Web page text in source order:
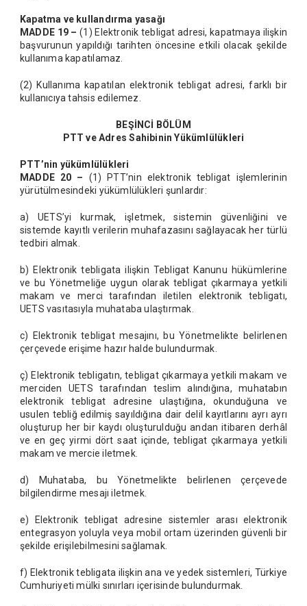
Kapatma ve kullandırma yasağı
MADDE 19 –(1) Elektronik tebligat adresi, kapatmaya ilişkin
başvurunun yapıldığı tarihten öncesine etkili olacak şekilde
kullanıma kapatılamaz.
(2) Kullanıma kapatılan elektronik tebligat adresi, farklı bir
kullanıcıya tahsis edilemez.
BEŞİNCİ BÖLÜM
PTT ve Adres Sahibinin Yükümlülükleri
PTT’nin yükümlülükleri
MADDE 20 – (1) PTT’nin elektronik tebligat işlemlerinin
yürütülmesindeki yükümlülükleri şunlardır:
a) UETS’yi kurmak, işletmek, sistemin güvenliğini ve
sistemde kayıtlı verilerin muhafazasını sağlayacak her türlü
tedbiri almak.
b) Elektronik tebligata ilişkin Tebligat Kanunu hükümlerine
ve bu Yönetmeliğe uygun olarak tebligat çıkarmaya yetkili
makam ve merci tarafından iletilen elektronik tebligatı,
UETS vasıtasıyla muhataba ulaştırmak.
c) Elektronik tebligat mesajını, bu Yönetmelikte belirlenen
çerçevede erişime hazır halde bulundurmak.
ç) Elektronik tebligatın, tebligat çıkarmaya yetkili makam ve
merciden UETS tarafından teslim alındığına, muhatabın
elektronik tebligat adresine ulaştığına, okunduğuna ve
usulen tebliğ edilmiş sayıldığına dair delil kayıtlarını ayrı ayrı
oluşturup her bir kaydı oluşturulduğu andan itibaren derhâl
ve en geç yirmi dört saat içinde, tebligat çıkarmaya yetkili
makam ve mercie iletmek.
d) Muhataba, bu Yönetmelikte belirlenen çerçevede
bilgilendirme mesajı iletmek.
e) Elektronik tebligat adresine sistemler arası elektronik
entegrasyon yoluyla veya mobil ortam üzerinden güvenli bir
şekilde erişilebilmesini sağlamak.
f) Elektronik tebligata ilişkin ana ve yedek sistemleri, Türkiye
Cumhuriyeti mülki sınırları içerisinde bulundurmak.